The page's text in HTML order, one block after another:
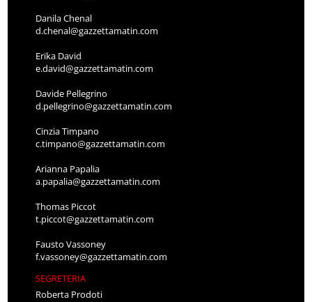
Danila Chenal
d.chenal@gazzettamatin.com
Erika David
e.david@gazzettamatin.com
Davide Pellegrino
d.pellegrino@gazzettamatin.com
Cinzia Timpano
c.timpano@gazzettamatin.com
Arianna Papalia
a.papalia@gazzettamatin.com
Thomas Piccot
t.piccot@gazzettamatin.com
Fausto Vassoney
f.vassoney@gazzettamatin.com
SEGRETERIA
Roberta Prodoti